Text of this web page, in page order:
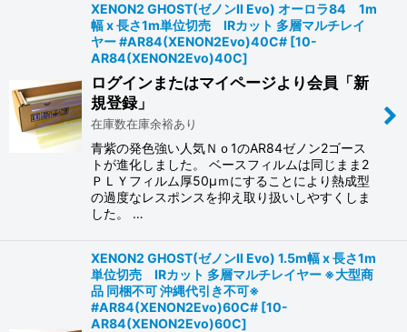
XENON2 GHOST(ゼノンII Evo) オーロラ84 1m
幅 x 長さ1m単位切売 IRカット 多層マルチレイ
ヤー #AR84(XENON2Evo)40C# [10-
AR84(XENON2Evo)40C]
ログインまたはマイページより会員「新
規登録」
在庫数在庫余裕あり
青紫の発色強い人気Ｎｏ1のAR84ゼノン2ゴース
トが進化しました。 ベースフィルムは同じまま2
ＰＬＹフィルム厚50μｍにすることにより熱成型
の過度なレスポンスを抑え取り扱いしやすくしま
した。 …
XENON2 GHOST(ゼノンII Evo) 1.5m幅 x 長さ1m
単位切売 IRカット 多層マルチレイヤー ※大型商
品 同梱不可 沖縄代引き不可※
#AR84(XENON2Evo)60C# [10-
AR84(XENON2Evo)60C]